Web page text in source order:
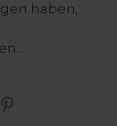
haben,